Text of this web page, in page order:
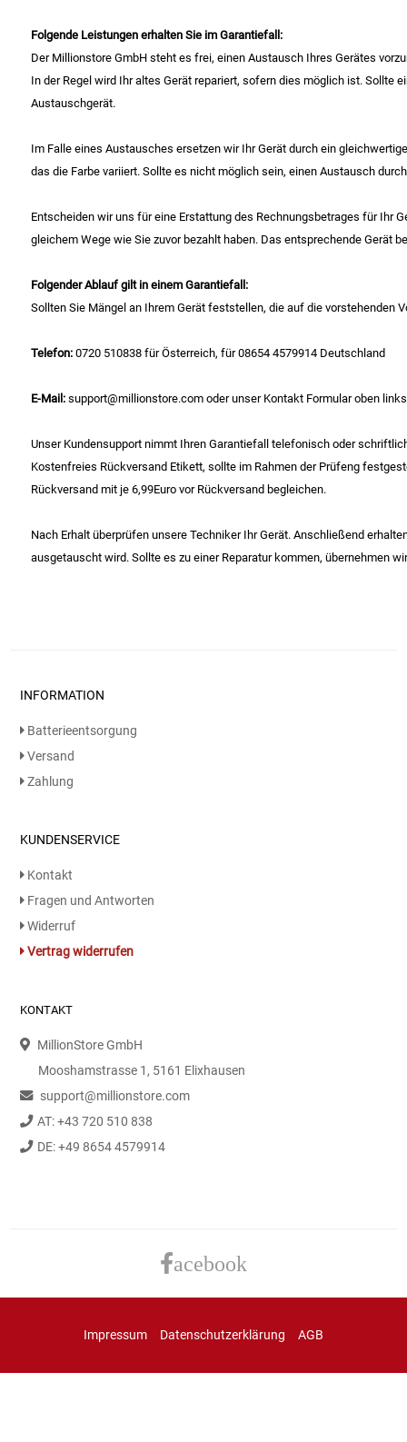
Folgende Leistungen erhalten Sie im Garantiefall:
Der Millionstore GmbH steht es frei, einen Austausch Ihres Gerätes
In der Regel wird Ihr altes Gerät repariert, sofern dies möglich ist. Sollte
Austauschgerät.
Im Falle eines Austausches ersetzen wir Ihr Gerät durch ein
das die Farbe variiert. Sollte es nicht möglich sein, einen Austausch
Entscheiden wir uns für eine Erstattung des Rechnungsbetrages für Ihr
gleichem Wege wie Sie zuvor bezahlt haben. Das entsprechende Gerät
Folgender Ablauf gilt in einem Garantiefall:
Sollten Sie Mängel an Ihrem Gerät feststellen, die auf die vorstehenden
Telefon:0720 510838 für Österreich, für 08654 4579914 Deutschland
E-Mail:support@millionstore.com oder unser Kontakt Formular oben
Unser Kundensupport nimmt Ihren Garantiefall telefonisch oder
Kostenfreies Rückversand Etikett, sollte im Rahmen der Prüfeng
Rückversand mit je 6,99Euro vor Rückversand begleichen.
Nach Erhalt überprüfen unsere Techniker Ihr Gerät. Anschließend
ausgetauscht wird. Sollte es zu einer Reparatur kommen, übernehmen
INFORMATION
Batterieentsorgung
Versand
Zahlung
KUNDENSERVICE
Kontakt
Fragen und Antworten
Widerruf
Vertrag widerrufen
KONTAKT
MillionStore GmbH
Mooshamstrasse 1, 5161 Elixhausen
support@millionstore.com
AT: +43 720 510 838
DE: +49 8654 4579914
acebook
Impressum Datenschutzerklärung AGB